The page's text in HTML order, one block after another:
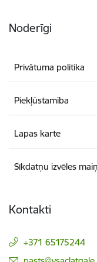
Noderīgi
Privātuma politika
Piekļūstamība
Lapas karte
Sīkdatņu izvēles
Kontakti
+371 65175244